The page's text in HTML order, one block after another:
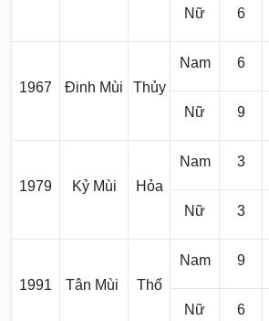
Nữ 6
1967 Đinh Mùi Thủy
Nam 6
Nữ 9
1979 Kỷ Mùi Hỏa
Nam 3
Nữ 3
1991 Tân Mùi Thổ
Nam 9
Nữ 6